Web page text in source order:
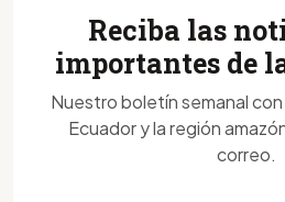
Reciba las
importantes de
Nuestro boletín semanal
Ecuador y la región
correo.